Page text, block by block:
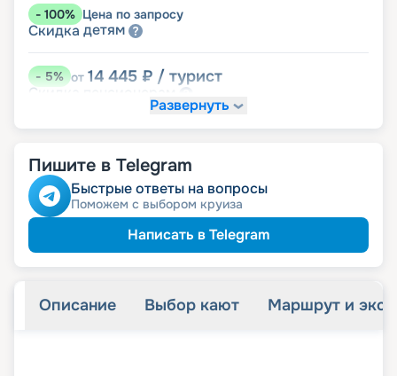
- 100% Цена по запросу
Скидка детям
-5% от 14 445 ₽ / турист
Скидка
Развернуть
Пишите в Telegram
Быстрые ответы на вопросы
Поможем с выбором круиза
Написать в Telegram
Описание Выбор кают Маршрут и